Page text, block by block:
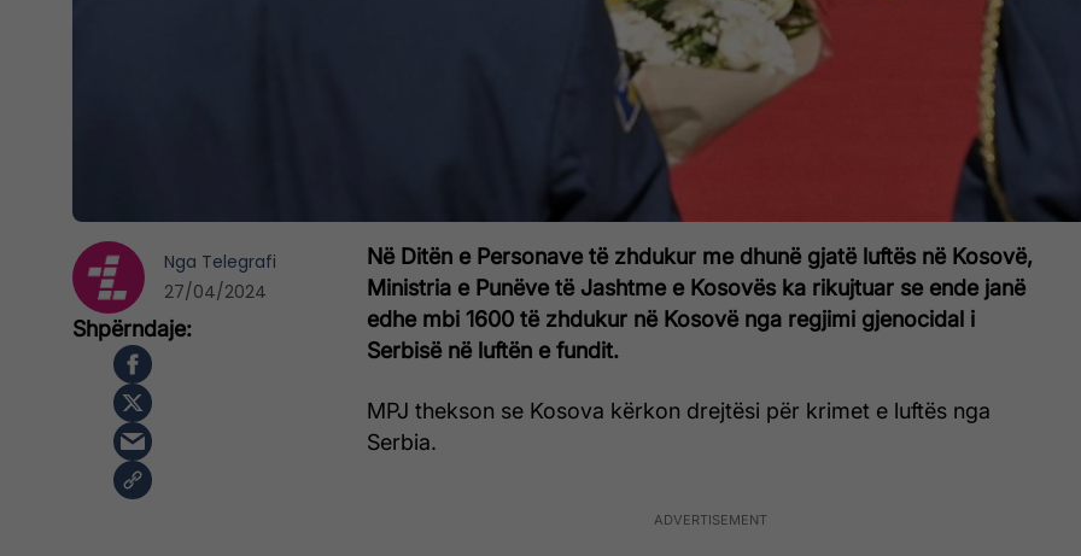
Në Ditën e Personave të zhdukur me dhunë gjatë luftës në Kosovë,
Ministria e Punëve të Jashtme e Kosovës ka rikujtuar se ende janë
edhe mbi 1600 të zhdukur në Kosovë nga regjimi gjenocidal i
Serbisë në luftën e fundit.
MPJ thekson se Kosova kërkon drejtësi për krimet e luftës nga
Serbia.
Nga Telegrafi
27/04/2024